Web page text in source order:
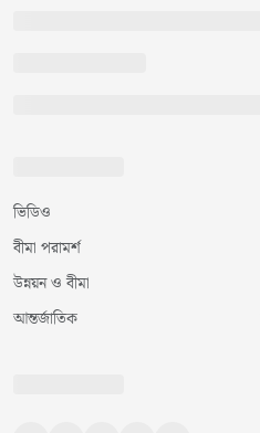
ভিডিও
বীমা পরামর্শ
উন্নয়ন ও বীমা
আন্তর্জাতিক